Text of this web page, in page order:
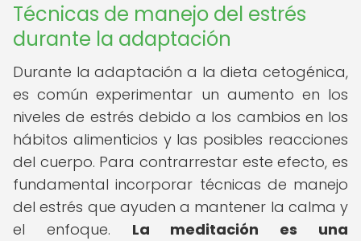
Técnicas de manejo del estrés
durante la adaptación
Durante la adaptación a la dieta cetogénica,
es común experimentar un aumento en los
niveles de estrés debido a los cambios en los
hábitos alimenticios y las posibles reacciones
del cuerpo. Para contrarrestar este efecto, es
fundamental incorporar técnicas de manejo
del estrés que ayuden a mantener la calma y
el enfoque. La meditación es una